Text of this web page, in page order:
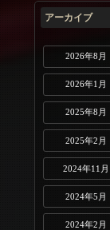
アーカイブ
2026年8月
2026年1月
2025年8月
2025年2月
2024年11月
2024年5月
2024年2月